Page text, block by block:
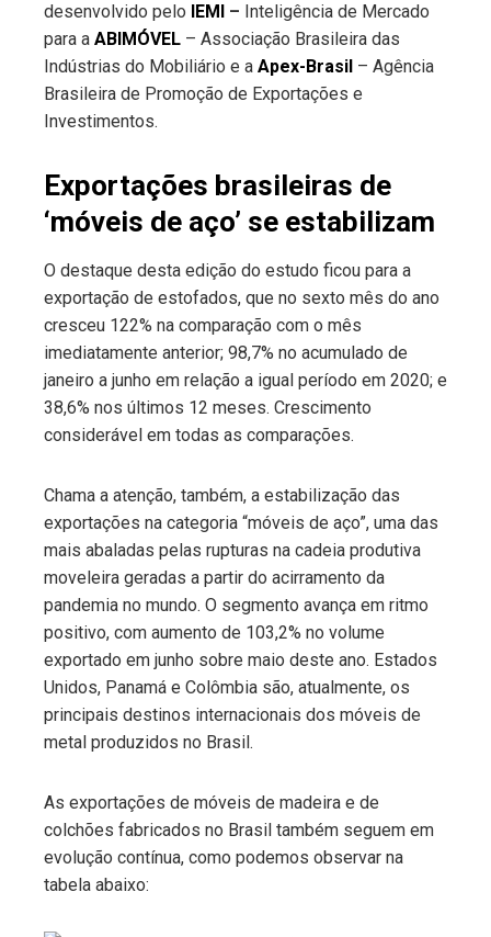
desenvolvido pelo IEMI – Inteligência de Mercado
para a ABIMÓVEL – Associação Brasileira das
Indústrias do Mobiliário e a Apex-Brasil – Agência
Brasileira de Promoção de Exportações e
Investimentos.
Exportações brasileiras de
‘móveis de aço’ se estabilizam
O destaque desta edição do estudo ficou para a
exportação de estofados, que no sexto mês do ano
cresceu 122% na comparação com o mês
imediatamente anterior; 98,7% no acumulado de
janeiro a junho em relação a igual período em 2020; e
38,6% nos últimos 12 meses. Crescimento
considerável em todas as comparações.
Chama a atenção, também, a estabilização das
exportações na categoria “móveis de aço”, uma das
mais abaladas pelas rupturas na cadeia produtiva
moveleira geradas a partir do acirramento da
pandemia no mundo. O segmento avança em ritmo
positivo, com aumento de 103,2% no volume
exportado em junho sobre maio deste ano. Estados
Unidos, Panamá e Colômbia são, atualmente, os
principais destinos internacionais dos móveis de
metal produzidos no Brasil.
As exportações de móveis de madeira e de
colchões fabricados no Brasil também seguem em
evolução contínua, como podemos observar na
tabela abaixo: